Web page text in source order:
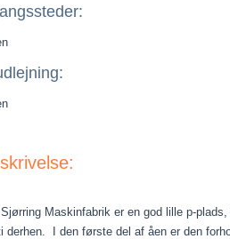
Maskinfabrik er en god lille p-
derhen. I den første del af åen er den